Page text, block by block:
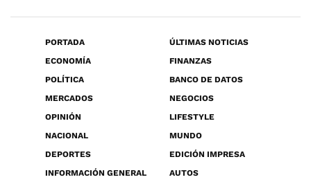
PORTADA
ÚLTIMAS NOTICIAS
ECONOMÍA
FINANZAS
POLÍTICA
BANCO DE DATOS
MERCADOS
NEGOCIOS
OPINIÓN
LIFESTYLE
NACIONAL
MUNDO
DEPORTES
EDICIÓN IMPRESA
INFORMACIÓN GENERAL
AUTOS